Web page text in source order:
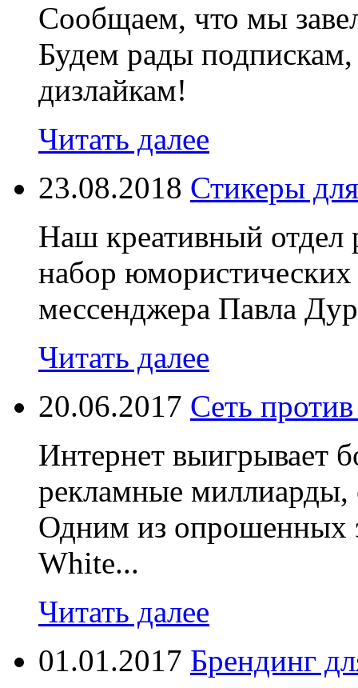
Сообщаем, что мы
Будем рады
дизлайкам!
Читать далее
23.08.2018 Стикеры
Наш креативный отдел
набор юмористических
мессенджера Павла
Читать далее
20.06.2017 Сеть
Интернет выигрывает
рекламные
Одним из опрошенных
White...
Читать далее
01.01.2017 Брендинг